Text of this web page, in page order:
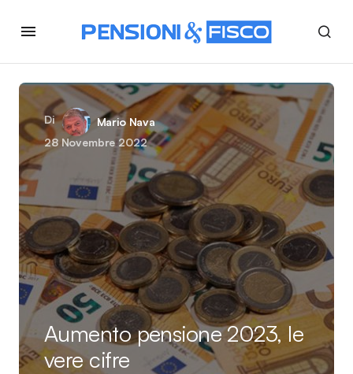
Di
Mario Nava
28 Novembre 2022
Aumento pensione 2023, le
vere cifre